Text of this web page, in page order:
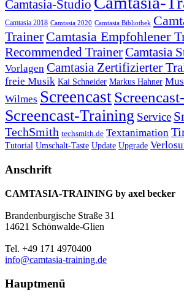
Camtasia-Studio
Camtasia 2018 Camtasia 2020 Camtasia Bibliothek
Trainer Camtasia Empfohlener
Recommended TrainerCamtasia
Vorlagen Camtasia Zertifizierter
freie Musik Kai Schneider Markus Hahner
Wilmes Screencast
Screencast-Training Service
TechSmith techsmith.de Textanimation
Tutorial Umschalt-Taste Update Upgrade
Anschrift
CAMTASIA-TRAINING by axel becker
Brandenburgische Straße 31
14621 Schönwalde-Glien
Tel. +49 171 4970400
info@camtasia-training.de
Hauptmenü